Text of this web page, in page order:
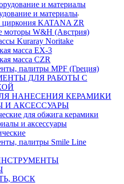
и материалы
циркония KATANA ZR
моторы W&H (Австрия)
Kuraray Noritake
масса EX-3
масса CZR
палитры MPF (Греция)
ДЛЯ РАБОТЫ С
НАНЕСЕНИЯ КЕРАМИКИ
И АКСЕССУАРЫ
для обжига керамики
и аксессуары
палитры Smile Line
ВОСК